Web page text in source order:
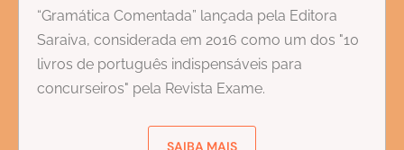
“Gramática Comentada” lançada pela Editora
Saraiva, considerada em 2016 como um dos "10
livros de português indispensáveis para
concurseiros" pela Revista Exame.
SAIBA MAIS